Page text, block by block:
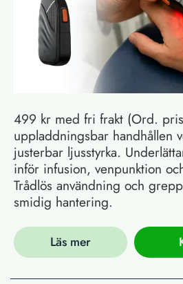
499 kr med fri frakt (Ord.
uppladdningsbar handhållen
justerbar ljusstyrka.
inför infusion, venpunktion
Trådlös användning och
smidig hantering.
Läs mer